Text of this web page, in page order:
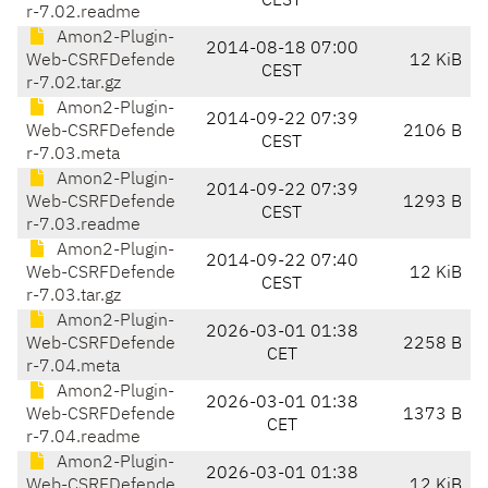
r-7.02.readme
Amon2-Plugin-
Web-CSRFDefende
r-7.02.tar.gz
2014-08-18 07:00
CEST
12 KiB
Amon2-Plugin-
Web-CSRFDefende
r-7.03.meta
2014-09-22 07:39
CEST
2106 B
Amon2-Plugin-
Web-CSRFDefende
r-7.03.readme
2014-09-22 07:39
CEST
1293 B
Amon2-Plugin-
Web-CSRFDefende
r-7.03.tar.gz
2014-09-22 07:40
CEST
12 KiB
Amon2-Plugin-
Web-CSRFDefende
r-7.04.meta
2026-03-01 01:38
CET
2258 B
Amon2-Plugin-
Web-CSRFDefende
r-7.04.readme
2026-03-01 01:38
CET
1373 B
Amon2-Plugin-
2026-03-01 01:38